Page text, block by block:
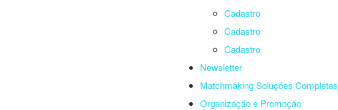
Cadastro
Cadastro
Cadastro
Newsletter
Matchmaking Soluções Completas
Organização e Promoção